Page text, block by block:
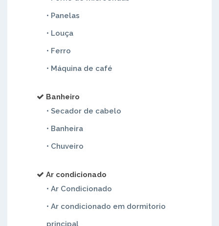
• Panelas
• Louça
• Ferro
• Máquina de café
Banheiro
• Secador de cabelo
• Banheira
• Chuveiro
Ar condicionado
• Ar Condicionado
• Ar condicionado em dormitorio
principal